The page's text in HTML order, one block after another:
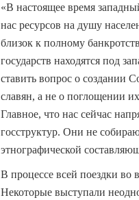
«В настоящее время
нас ресурсов на душу
близок к полному
государств находятся под
ставить вопрос о создании
славян, а не о поглощении
Главное, что нас сейчас
госструктур. Они не
этнографической
В процессе всей поездки во
Некоторые выступали